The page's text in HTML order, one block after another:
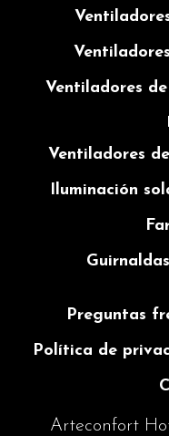
Ventiladores
Ventiladores
Iluminación
Preguntas
Política de
Arteconfort